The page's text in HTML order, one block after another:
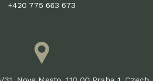
+420 775 663 673